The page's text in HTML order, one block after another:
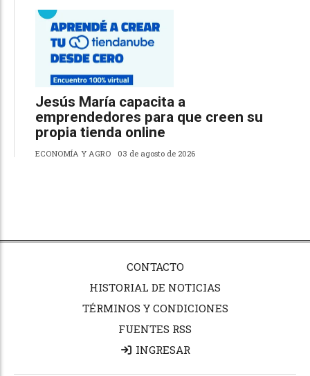
Jesús María capacita a
emprendedores para que creen su
propia tienda online
ECONOMÍA Y AGRO 03 de agosto de 2026
CONTACTO
HISTORIAL DE NOTICIAS
TÉRMINOS Y CONDICIONES
FUENTES RSS
INGRESAR